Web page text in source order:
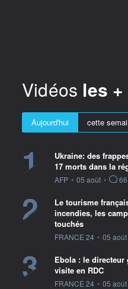
Vidéos les
Aujourd'hui cette
1
Ukraine: des
17 morts dans la
information fournie par
AFP • 05 août • 66
2
Le tourisme
incendies, les
touchés
information fournie par
FRANCE 24 • 05 août
3
Ebola : le directeur
visite en RDC
information fournie par
FRANCE 24 • 05 août